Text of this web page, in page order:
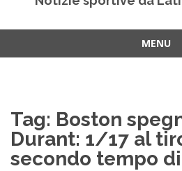
MENU
Tag: Boston
Durant: 1/17 al
secondo tempo